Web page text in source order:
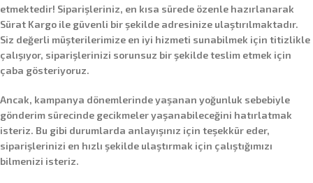
etmektedir! Siparişleriniz, en kısa sürede özenle hazırlanarak
Sürat Kargo ile güvenli bir şekilde adresinize ulaştırılmaktadır.
Siz değerli müşterilerimize en iyi hizmeti sunabilmek için titizlikle
çalışıyor, siparişlerinizi sorunsuz bir şekilde teslim etmek için
çaba gösteriyoruz.
Ancak, kampanya dönemlerinde yaşanan yoğunluk sebebiyle
gönderim sürecinde gecikmeler yaşanabileceğini hatırlatmak
isteriz. Bu gibi durumlarda anlayışınız için teşekkür eder,
siparişlerinizi en hızlı şekilde ulaştırmak için çalıştığımızı
bilmenizi isteriz.